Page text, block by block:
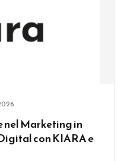
Marketing in
con KIARA e